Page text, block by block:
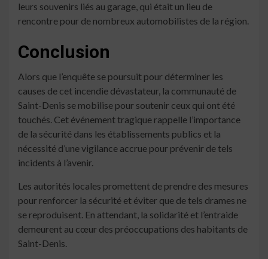
leurs souvenirs liés au garage, qui était un lieu de
rencontre pour de nombreux automobilistes de la région.
Conclusion
Alors que l’enquête se poursuit pour déterminer les
causes de cet incendie dévastateur, la communauté de
Saint-Denis se mobilise pour soutenir ceux qui ont été
touchés. Cet événement tragique rappelle l’importance
de la sécurité dans les établissements publics et la
nécessité d’une vigilance accrue pour prévenir de tels
incidents à l’avenir.
Les autorités locales promettent de prendre des mesures
pour renforcer la sécurité et éviter que de tels drames ne
se reproduisent. En attendant, la solidarité et l’entraide
demeurent au cœur des préoccupations des habitants de
Saint-Denis.